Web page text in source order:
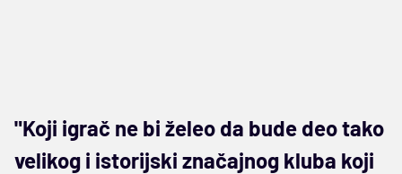
"Koji igrač ne bi želeo da bude deo tako
velikog i istorijski značajnog kluba koji